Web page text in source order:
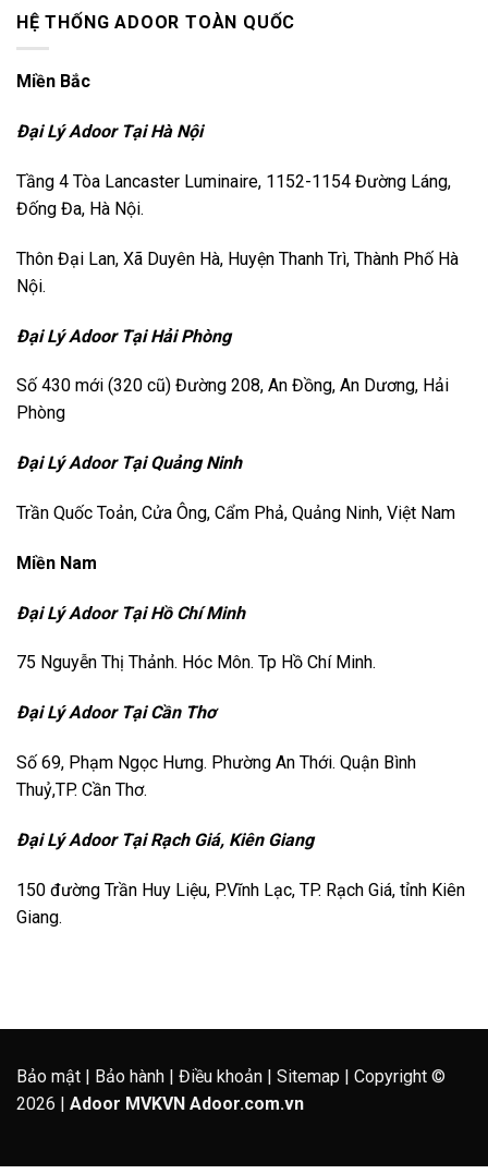
HỆ THỐNG ADOOR TOÀN QUỐC
Miền Bắc
Đại Lý Adoor Tại Hà Nội
Tầng 4 Tòa Lancaster Luminaire, 1152-1154 Đường Láng,
Đống Đa, Hà Nội.
Thôn Đại Lan, Xã Duyên Hà, Huyện Thanh Trì, Thành Phố Hà
Nội.
Đại Lý Adoor Tại Hải Phòng
Số 430 mới (320 cũ) Đường 208, An Đồng, An Dương, Hải
Phòng
Đại Lý Adoor Tại Quảng Ninh
Trần Quốc Toản, Cửa Ông, Cẩm Phả, Quảng Ninh, Việt Nam
Miền Nam
Đại Lý Adoor Tại Hồ Chí Minh
75 Nguyễn Thị Thảnh. Hóc Môn. Tp Hồ Chí Minh.
Đại Lý Adoor Tại Cần Thơ
Số 69, Phạm Ngọc Hưng. Phường An Thới. Quận Bình
Thuỷ,TP. Cần Thơ.
Đại Lý Adoor Tại Rạch Giá, Kiên Giang
150 đường Trần Huy Liệu, P.Vĩnh Lạc, TP. Rạch Giá, tỉnh Kiên
Giang.
Bảo mật | Bảo hành | Điều khoản | Sitemap | Copyright ©
2026 | Adoor MVKVN Adoor.com.vn